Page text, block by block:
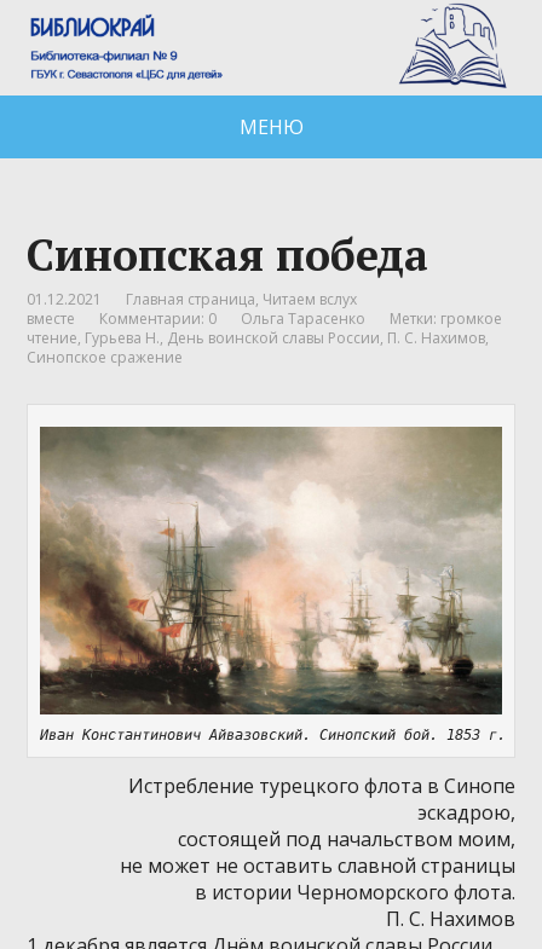
МЕНЮ
Синопская победа
01.12.2021 Главная страница, Читаем вслух
вместе
Комментарии: 0 Ольга Тарасенко Метки: громкое
чтение, Гурьева Н., День воинской славы России, П. С. Нахимов,
Синопское сражение
Иван Константинович Айвазовский. Синопский бой. 1853 г.
Истребление турецкого флота в Синопе
эскадрою,
состоящей под начальством моим,
не может не оставить славной страницы
в истории Черноморского флота.
П. С. Нахимов